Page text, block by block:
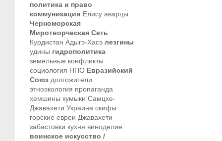
политика и право
коммуникации Елису аварцы
Черноморская
Миротворческая Сеть
Курдистан Адыгэ-Хасэ лезгины
удины гидрополитика
земельные конфликты
социология НПО Евразийский
Союз долгожители
этноэкология пропаганда
хемшины кумыки Самцхе-
Джавахети Украина скифы
горские евреи Джавахети
забастовки кухня виноделие
воинское искусство /